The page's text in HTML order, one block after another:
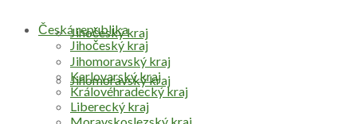
Jihočeský kraj
Jihomoravský kraj
Česká republika
Jihočeský kraj
Jihomoravský kraj
Karlovarský kraj
Královéhradecký kraj
Liberecký kraj